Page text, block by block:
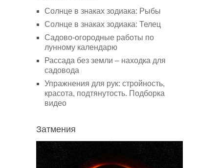
Солнце в знаках зодиака: Рыбы
Солнце в знаках зодиака: Телец
Садово-огородные работы по
лунному календарю
Рассада без земли – находка для
садовода
Упражнения для рук: стройность,
красота, подтянутость. Подборка
видео
Затмения